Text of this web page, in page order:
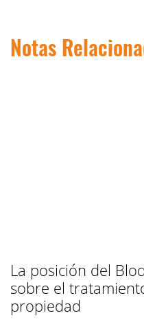
Notas
La posición del
sobre el
propiedad